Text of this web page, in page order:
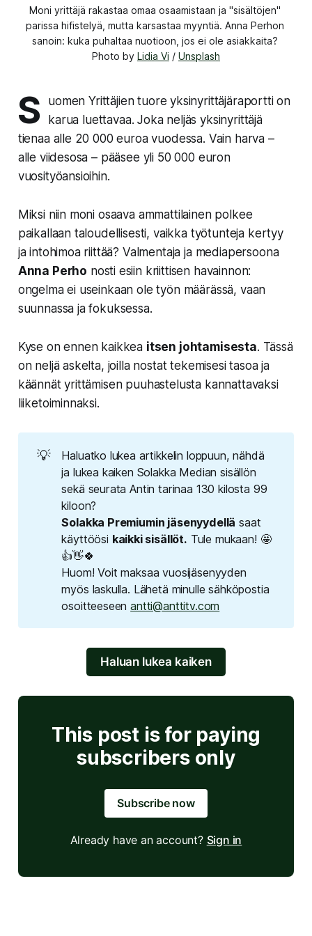
Moni yrittäjä rakastaa omaa osaamistaan ja "sisältöjen"
parissa hifistelyä, mutta karsastaa myyntiä. Anna Perhon
sanoin: kuka puhaltaa nuotioon, jos ei ole asiakkaita?
Photo by Lidia Vi / Unsplash
S
uomen Yrittäjien tuore yksinyrittäjäraportti on
karua luettavaa. Joka neljäs yksinyrittäjä
tienaa alle 20 000 euroa vuodessa. Vain harva –
alle viidesosa – pääsee yli 50 000 euron
vuosityöansioihin.
Miksi niin moni osaava ammattilainen polkee
paikallaan taloudellisesti, vaikka työtunteja kertyy
ja intohimoa riittää? Valmentaja ja mediapersoona
Anna Perho nosti esiin kriittisen havainnon:
ongelma ei useinkaan ole työn määrässä, vaan
suunnassa ja fokuksessa.
Kyse on ennen kaikkea itsen johtamisesta. Tässä
on neljä askelta, joilla nostat tekemisesi tasoa ja
käännät yrittämisen puuhastelusta kannattavaksi
liiketoiminnaksi.
💡
Haluatko lukea artikkelin loppuun, nähdä
ja lukea kaiken Solakka Median sisällön
sekä seurata Antin tarinaa 130 kilosta 99
kiloon?
Solakka Premiumin jäsenyydellä saat
käyttöösi kaikki sisällöt. Tule mukaan! 🤩
👍👋🍀
Huom! Voit maksaa vuosijäsenyyden
myös laskulla. Lähetä minulle sähköpostia
osoitteeseenantti@anttitv.com
Haluan lukea kaiken
This post is for paying
subscribers only
Subscribe now
Already have an account? Sign in